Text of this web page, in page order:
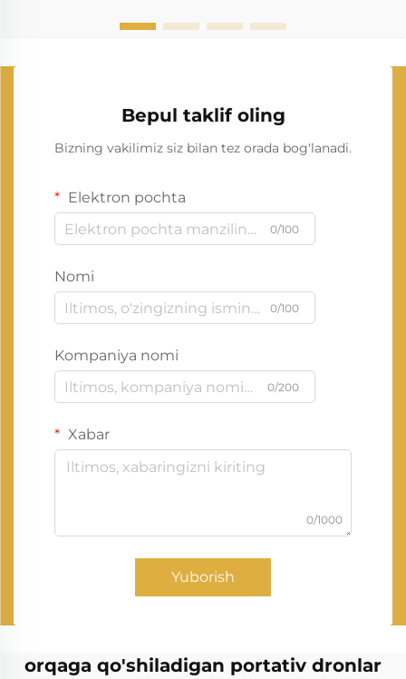
Bepul taklif oling
Bizning vakilimiz siz bilan tez orada bog'lanadi.
Elektron pochta
0/100
Nomi
0/100
Kompaniya nomi
0/200
Xabar
0/1000
Yuborish
orqaga qo'shiladigan portativ dronlar